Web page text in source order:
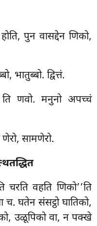
पुन वासद्देन णिको,
भातुब्बो. द्वित्तं.
ति णवो. मनुनो अपच्चं
णेरो, सामणेरो.
चरति वहति णिको’’ति
घतेन संसट्ठो घातिको,
उळूपिको वा, न पक्खे